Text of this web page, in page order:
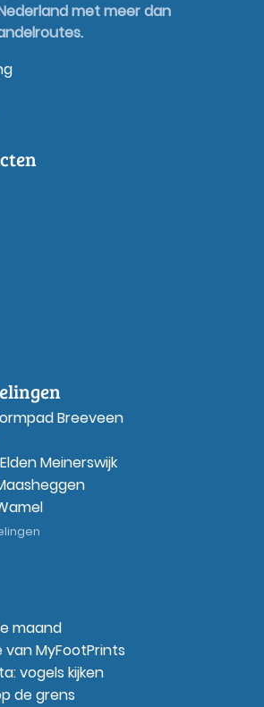
met meer dan
Breeveen
Meinerswijk
maand
van MyFootPrints
vogels kijken
de grens